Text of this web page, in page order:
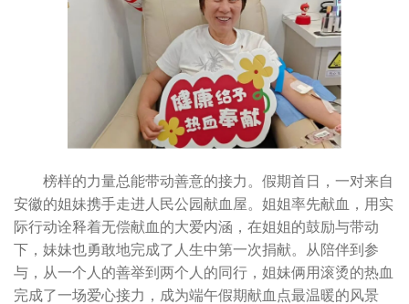
榜样的力量总能带动善意的接力。假期首日，一对来自
安徽的姐妹携手走进人民公园献血屋。姐姐率先献血，用实
际行动诠释着无偿献血的大爱内涵，在姐姐的鼓励与带动
下，妹妹也勇敢地完成了人生中第一次捐献。从陪伴到参
与，从一个人的善举到两个人的同行，姐妹俩用滚烫的热血
完成了一场爱心接力，成为端午假期献血点最温暖的风景